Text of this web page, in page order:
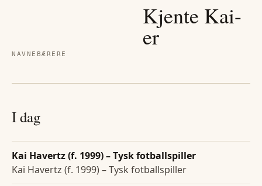
NAVNEBÆRERE
Kjente Kai-
er
I dag
Kai Havertz (f. 1999) – Tysk fotballspiller
Kai Havertz (f. 1999) – Tysk fotballspiller